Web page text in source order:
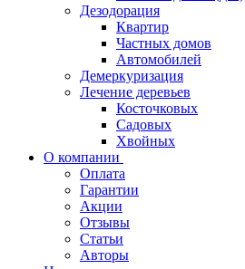
Дезодорация
Квартир
Частных домов
Автомобилей
Демеркуризация
Лечение деревьев
Косточковых
Садовых
Хвойных
О компании
Оплата
Гарантии
Акции
Отзывы
Статьи
Авторы